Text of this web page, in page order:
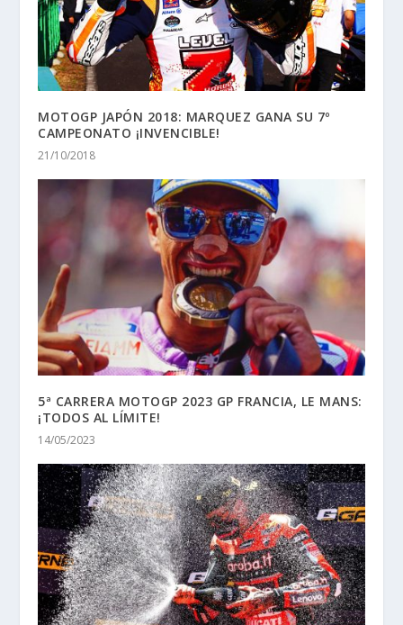
MOTOGP JAPÓN 2018: MARQUEZ GANA SU 7º
CAMPEONATO ¡INVENCIBLE!
21/10/2018
5ª CARRERA MOTOGP 2023 GP FRANCIA, LE MANS:
¡TODOS AL LÍMITE!
14/05/2023